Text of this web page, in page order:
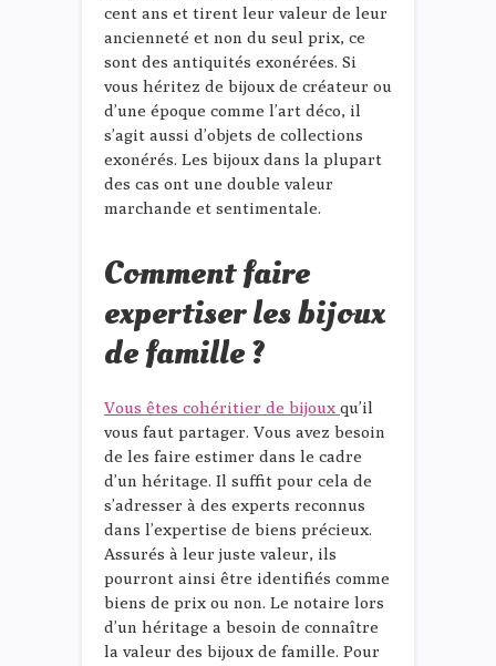
cent ans et tirent leur valeur de leur
ancienneté et non du seul prix, ce
sont des antiquités exonérées. Si
vous héritez de bijoux de créateur ou
d’une époque comme l’art déco, il
s’agit aussi d’objets de collections
exonérés. Les bijoux dans la plupart
des cas ont une double valeur
marchande et sentimentale.
Comment faire
expertiser les bijoux
de famille ?
Vous êtes cohéritier de bijoux qu’il
vous faut partager. Vous avez besoin
de les faire estimer dans le cadre
d’un héritage. Il suffit pour cela de
s’adresser à des experts reconnus
dans l’expertise de biens précieux.
Assurés à leur juste valeur, ils
pourront ainsi être identifiés comme
biens de prix ou non. Le notaire lors
d’un héritage a besoin de connaître
la valeur des bijoux de famille. Pour